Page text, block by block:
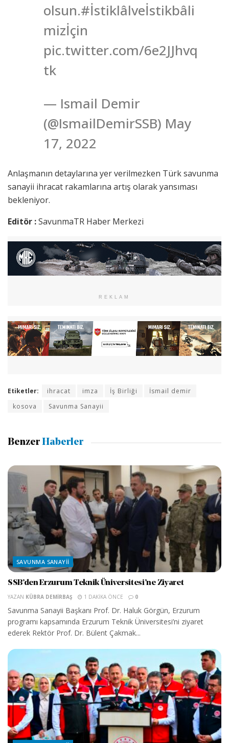
olsun.#İstiklâlveİstikbâli
mizİçin
pic.twitter.com/6e2JJhvq
tk
— Ismail Demir
(@IsmailDemirSSB) May
17, 2022
Anlaşmanın detaylarına yer verilmezken Türk savunma
sanayii ihracat rakamlarına artış olarak yansıması
bekleniyor.
Editör :SavunmaTR Haber Merkezi
REKLAM
Etiketler: ihracat imza İş Birliği
İsmail demir
kosova
Savunma Sanayii
Benzer Haberler
SAVUNMA SANAYII
SSB’den Erzurum Teknik Üniversitesi’ne Ziyaret
YAZAN KÜBRA DEMIRBAŞ 1 DAKIKA ÖNCE 0
Savunma Sanayii Başkanı Prof. Dr. Haluk Görgün, Erzurum
programı kapsamında Erzurum Teknik Üniversitesi’ni ziyaret
ederek Rektör Prof. Dr. Bülent Çakmak...